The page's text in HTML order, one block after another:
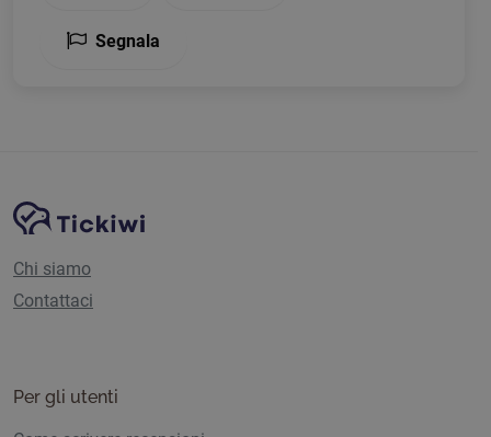
Segnala
Navigazione del sito
Piattaforma Tickiwi
Chi siamo
Contattaci
Per gli utenti